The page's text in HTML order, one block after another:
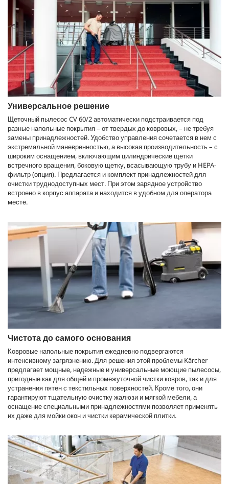
Универсальное решение
Щеточный пылесос CV 60/2 автоматически подстраивается под
разные напольные покрытия – от твердых до ковровых, – не требуя
замены принадлежностей. Удобство управления сочетается в нем с
экстремальной маневренностью, а высокая производительность – с
широким оснащением, включающим цилиндрические щетки
встречного вращения, боковую щетку, всасывающую трубу и HEPA-
фильтр (опция). Предлагается и комплект принадлежностей для
очистки труднодоступных мест. При этом зарядное устройство
встроено в корпус аппарата и находится в удобном для оператора
месте.
Чистота до самого основания
Ковровые напольные покрытия ежедневно подвергаются
интенсивному загрязнению. Для решения этой проблемы Kärcher
предлагает мощные, надежные и универсальные моющие пылесосы,
пригодные как для общей и промежуточной чистки ковров, так и для
устранения пятен с текстильных поверхностей. Кроме того, они
гарантируют тщательную очистку жалюзи и мягкой мебели, а
оснащение специальными принадлежностями позволяет применять
их даже для мойки окон и чистки керамической плитки.